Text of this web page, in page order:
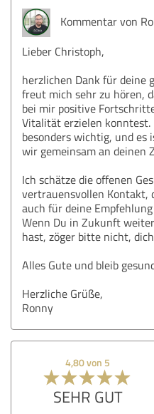
Kommentar von
Lieber Christoph,
herzlichen Dank für deine
freut mich sehr zu hören,
bei mir positive
Vitalität erzielen
besonders wichtig, und es
wir gemeinsam an deinen
Ich schätze die offenen
vertrauensvollen Kontakt,
auch für deine
Wenn Du in Zukunft
hast, zöger bitte nicht,
Alles Gute und bleib
Herzliche Grüße,
Ronny
4,80 von 5
SEHR GUT